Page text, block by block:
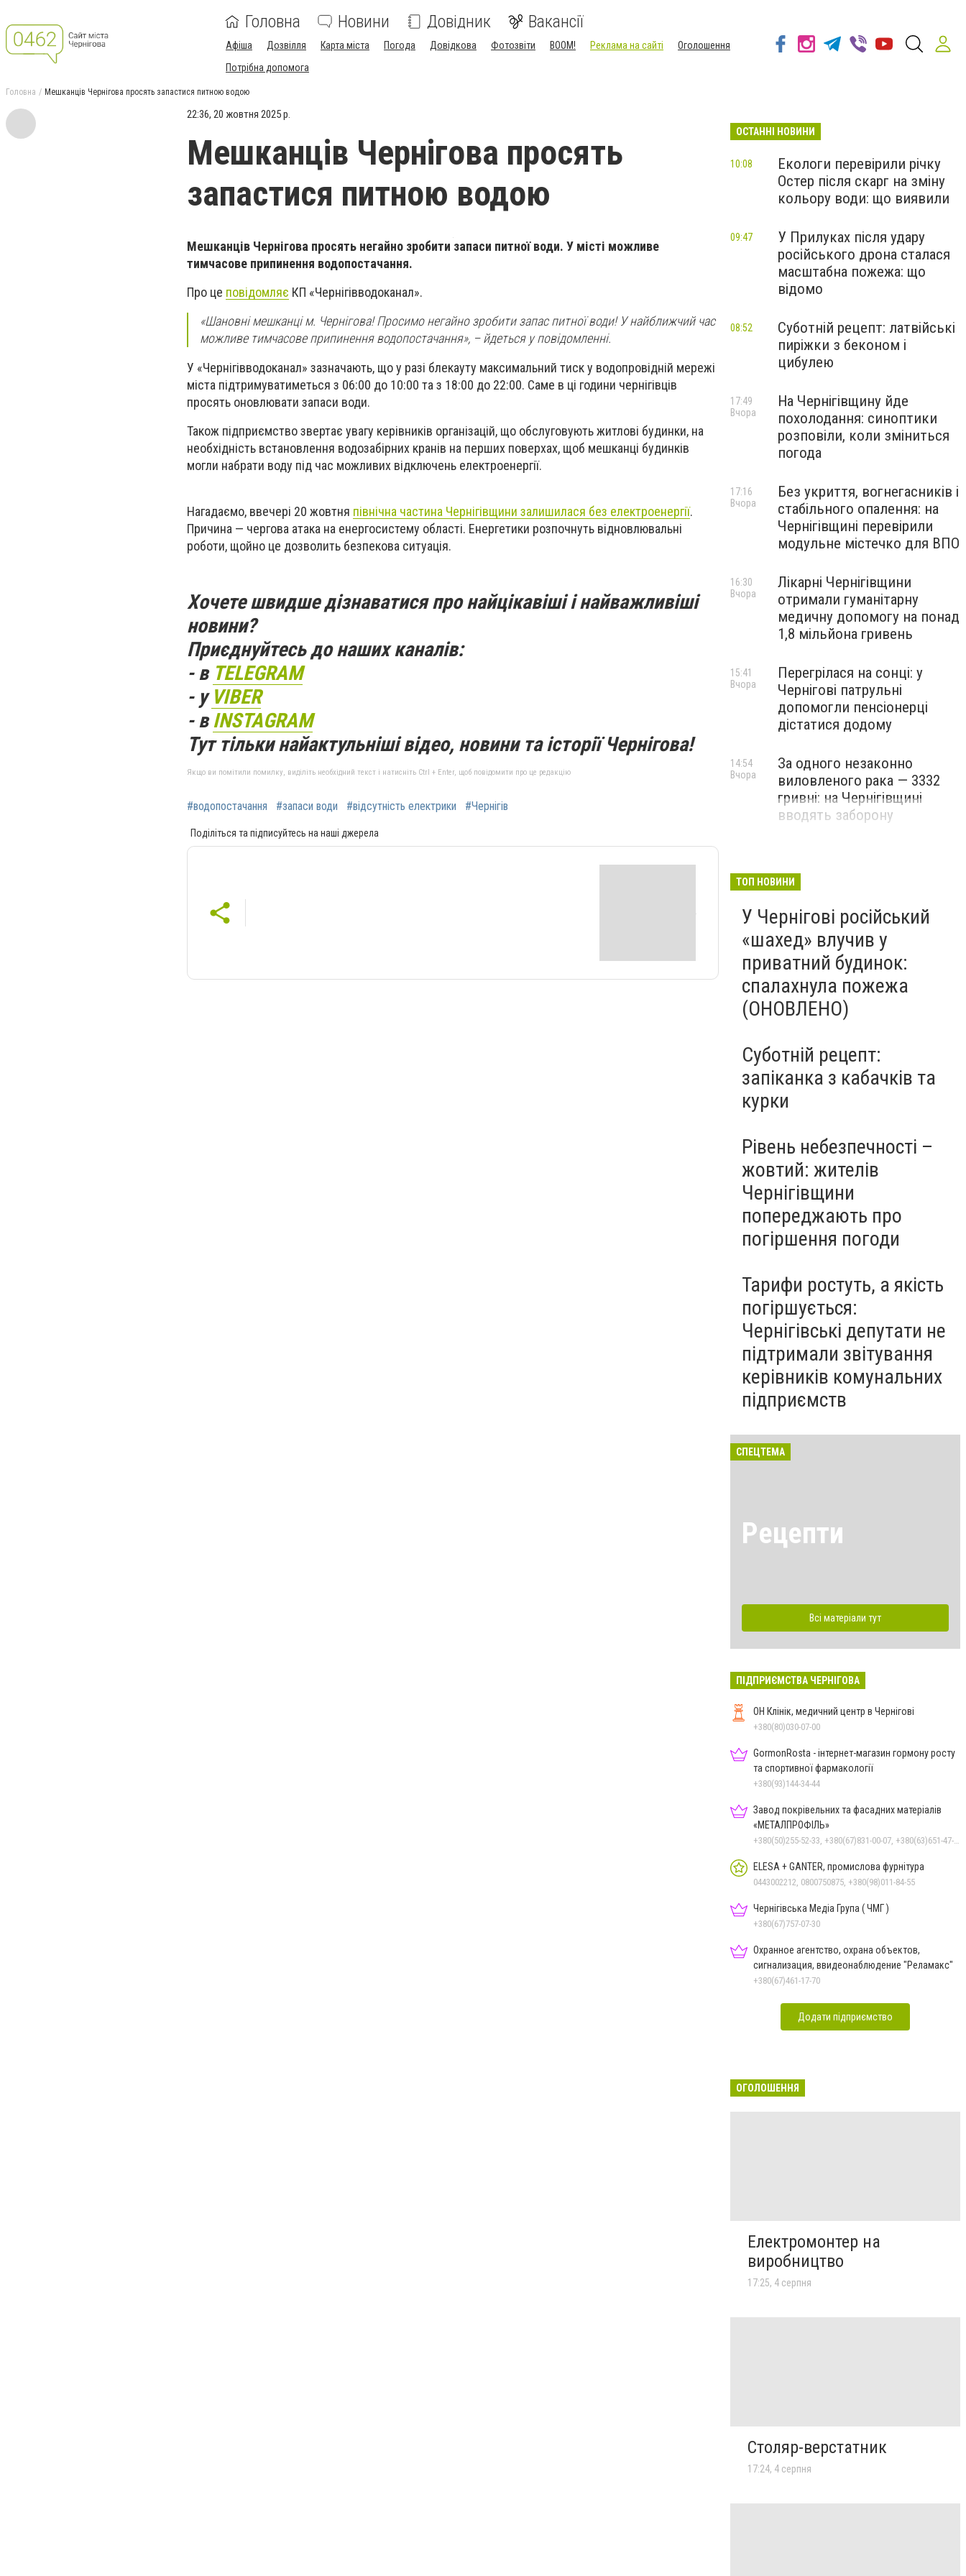
Головна Новини Довідник Вакансії
Афіша Дозвілля Карта міста Погода Довідкова Фотозвіти BOOM! Реклама на сайті
Оголошення
Потрібна допомога
Головна Мешканців Чернігова просять запастися питною водою
22:36, 20 жовтня 2025 р.
Мешканців Чернігова просять
запастися питною водою
Мешканців Чернігова просять негайно зробити запаси питної води. У місті можливе
тимчасове припинення водопостачання.
Про це повідомляє КП «Чернігівводоканал».
«Шановні мешканці м. Чернігова! Просимо негайно зробити запас питної води! У найближчий час
можливе тимчасове припинення водопостачання», – йдеться у повідомленні.
У «Чернігівводоканал» зазначають, що у разі блекауту максимальний тиск у водопровідній мережі
міста підтримуватиметься з 06:00 до 10:00 та з 18:00 до 22:00. Саме в ці години чернігівців
просять оновлювати запаси води.
Також підприємство звертає увагу керівників організацій, що обслуговують житлові будинки, на
необхідність встановлення водозабірних кранів на перших поверхах, щоб мешканці будинків
могли набрати воду під час можливих відключень електроенергії.
Нагадаємо, ввечері 20 жовтня північна частина Чернігівщини залишилася без електроенергії.
Причина — чергова атака на енергосистему області. Енергетики розпочнуть відновлювальні
роботи, щойно це дозволить безпекова ситуація.
Хочете швидше дізнаватися про найцікавіші і найважливіші
новини?
Приєднуйтесь до наших каналів:
- в TELEGRAM
- у VIBER
- вINSTAGRAM
Тут тільки найактульніші відео, новини та історії Чернігова!
Якщо ви помітили помилку, виділіть необхідний текст і натисніть Ctrl + Enter, щоб повідомити про це редакцію
#водопостачання #запаси води #відсутність електрики #Чернігів
Поділіться та підписуйтесь на наші джерела
ОСТАННІ НОВИНИ
Екологи перевірили річку
Остер після скарг на зміну
кольору води: що виявили
10:08
У Прилуках після удару
російського дрона сталася
масштабна пожежа: що
відомо
09:47
Суботній рецепт: латвійські
пиріжки з беконом і
цибулею
08:52
На Чернігівщину йде
похолодання: синоптики
розповіли, коли зміниться
погода
17:49
Вчора
Без укриття, вогнегасників і
стабільного опалення: на
Чернігівщині перевірили
модульне містечко для ВПО
17:16
Вчора
Лікарні Чернігівщини
отримали гуманітарну
медичну допомогу на понад
1,8 мільйона гривень
16:30
Вчора
Перегрілася на сонці: у
Чернігові патрульні
допомогли пенсіонерці
дістатися додому
15:41
Вчора
За одного незаконно
виловленого рака — 3332
гривні: на Чернігівщині
вводять заборону
14:54
Вчора
ТОП НОВИНИ
У Чернігові російський
«шахед» влучив у
приватний будинок:
спалахнула пожежа
(ОНОВЛЕНО)
Суботній рецепт:
запіканка з кабачків та
курки
Рівень небезпечності –
жовтий: жителів
Чернігівщини
попереджають про
погіршення погоди
Тарифи ростуть, а якість
погіршується:
Чернігівські депутати не
підтримали звітування
керівників комунальних
підприємств
СПЕЦТЕМА
Рецепти
Всі матеріали тут
ПІДПРИЄМСТВА ЧЕРНІГОВА
ОН Клінік, медичний центр в Чернігові
+380(80)030-07-00
GormonRosta - інтернет-магазин гормону росту
та спортивної фармакології
+380(93)144-34-44
Завод покрівельних та фасадних матеріалів
«МЕТАЛПРОФІЛЬ»
ELESA + GANTER, промислова фурнітура
0443002212, 0800750875, +380(98)011-84-55
Чернігівська Медіа Група ( ЧМГ )
+380(67)757-07-30
Охранное агентство, охрана объектов,
сигнализация, ввидеонаблюдение "Реламакс"
+380(67)461-17-70
Додати підприємство
ОГОЛОШЕННЯ
Електромонтер на
виробництво
17:25, 4 серпня
Столяр-верстатник
17:24, 4 серпня